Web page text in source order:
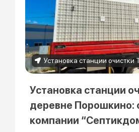
Установка станции
деревне Порошкино:
компании